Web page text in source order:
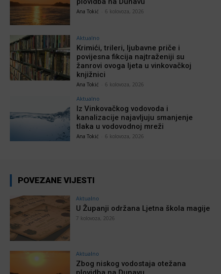
Ana Tokić 6 kolovoza, 2026
Aktualno
Krimići, trileri, ljubavne priče i
povijesna fikcija najtraženiji su
žanrovi ovoga ljeta u vinkovačkoj
knjižnici
Ana Tokić 6 kolovoza, 2026
Aktualno
Iz Vinkovačkog vodovoda i
kanalizacije najavljuju smanjenje
tlaka u vodovodnoj mreži
Ana Tokić 6 kolovoza, 2026
POVEZANE VIJESTI
Aktualno
U Županji održana Ljetna škola magije
7 kolovoza, 2026
Aktualno
Zbog niskog vodostaja otežana